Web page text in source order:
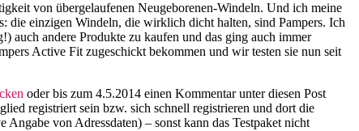
von übergelaufenen Neugeborenen-Windeln. Und ich meine
die einzigen Windeln, die wirklich dicht halten, sind Pampers. Ich
auch andere Produkte zu kaufen und das ging auch immer
Active Fit zugeschickt bekommen und wir testen sie nun seit
oder bis zum 4.5.2014 einen Kommentar unter diesen Post
registriert sein bzw. sich schnell registrieren und dort die
von Adressdaten) – sonst kann das Testpaket nicht